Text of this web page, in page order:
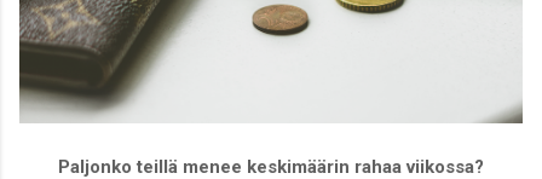
Paljonko teillä menee keskimäärin rahaa viikossa?